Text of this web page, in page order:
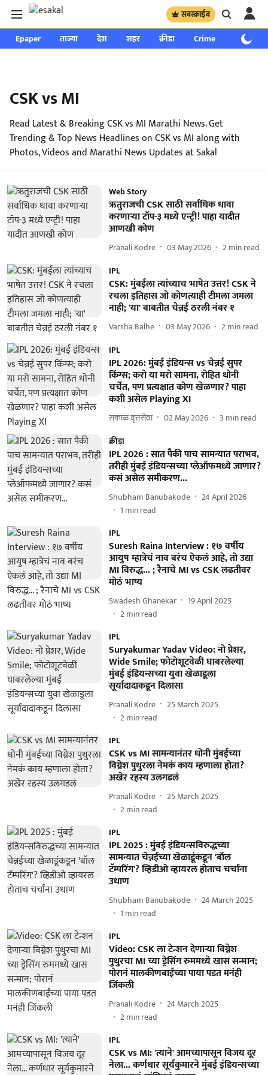
सबस्क्राईब
Epaper ताज्या देश शहर क्रीडा Crime साप्ताहिक
CSK vs MI
Read Latest & Breaking CSK vs MI Marathi News. Get
Trending & Top News Headlines on CSK vs MI along with
Photos, Videos and Marathi News Updates at Sakal
Web Story
ऋतुराजची CSK साठी सर्वाधिक धावा
करणाऱ्या टॉप-३ मध्ये एन्ट्री! पाहा यादीत
आणखी कोण
Pranali Kodre 03 May 2026 2min read
IPL
CSK: मुंबईला त्यांच्याच भाषेत उत्तर! CSK ने
रचला इतिहास जो कोणत्याही टीमला जमला
नाही; 'या' बाबतीत चेन्नई ठरली नंबर १
Varsha Balhe 03 May 2026 2min read
IPL
IPL 2026: मुंबई इंडियन्स vs चेन्नई सुपर
किंग्स; करो या मरो सामना, रोहित धोनी
चर्चेत, पण प्रत्यक्षात कोण खेळणार? पाहा
कशी असेल Playing XI
सकाळ वृत्तसेवा 02 May 2026 3 min read
क्रीडा
IPL 2026 : सात पैकी पाच सामन्यात पराभव,
तरीही मुंबई इंडियन्सच्या प्लेऑफमध्ये जाणार?
कसं असेल समीकरण...
Shubham Banubakode
24 April 2026
1 min read
IPL
Suresh Raina Interview : १७ वर्षीय
आयुष म्हात्रेचं नाव बरंच ऐकलं आहे, तो उद्या
MI विरुद्ध... ; रैनाचे MI vs CSK लढतीवर
मोठं भाष्य
Swadesh Ghanekar
19 April 2025
2min read
IPL
Suryakumar Yadav Video: नो प्रेशर,
Wide Smile; फोटोशूटवेळी घाबरलेल्या
मुंबई इंडियन्सच्या युवा खेळाडूला
सूर्यादादाकडून दिलासा
Pranali Kodre
25 March 2025
2min read
IPL
CSK vs MI सामन्यानंतर धोनी मुंबईच्या
विग्नेश पुथुरला नेमकं काय म्हणाला होता?
अखेर रहस्य उलगडलं
Pranali Kodre
25 March 2025
2min read
IPL
IPL 2025 : मुंबई इंडियन्सविरुद्धच्या
सामन्यात चेन्नईच्या खेळाडूंकडून 'बॉल
टॅम्परिंग'? व्हिडीओ व्हायरल होताच चर्चांना
उधाण
Shubham Banubakode
24 March 2025
1 min read
IPL
Video: CSK ला टेन्शन देणाऱ्या विग्नेश
पुथुरचा MI च्या ड्रेसिंग रुममध्ये खास सन्मान;
पोरानं मालकीणबाईंच्या पाया पडत मनंही
जिंकली
Pranali Kodre
24 March 2025
2min read
IPL
CSK vs MI: 'त्याने' आमच्यापासून विजय दूर
नेला... कर्णधार सूर्यकुमारने मुंबई इंडियन्सच्या